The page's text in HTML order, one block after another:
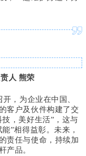
人 熊荣
，为企业在中国、
客户及伙件构建了交
，美好生活”，这与
”相得益彰。未来，
责任与使命，持续加
产品。